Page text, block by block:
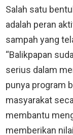
Salah satu
adalah peran
sampah yang
“Balikpapan
serius dalam
punya program
masyarakat
membantu
memberikan